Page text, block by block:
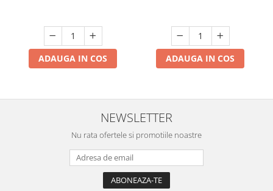
ADAUGA IN COS
Lumini
ADAUGA IN COS
NEWSLETTER
Nu rata ofertele si promotiile noastre